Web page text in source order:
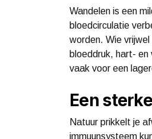
Wandelen is een
bloedcirculatie
worden. Wie
bloeddruk, hart-
vaak voor een
Een
Natuur prikkelt je
immuunsysteem